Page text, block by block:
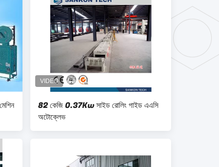
82 কেজি 0.37Kw সাইড রোলিং গাইড এএসি
অটোক্লেভ